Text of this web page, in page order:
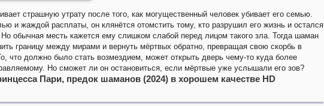
страшную утрату после того, как могущественный человек убивает его семью.
и жаждой расплаты, он клянётся отомстить тому, кто разрушил его жизнь и остался
обычная месть кажется ему слишком слабой перед лицом такого зла. Тогда шаман
границу между мирами и вернуть мёртвых обратно, превращая свою скорбь в
что должно было стать возмездием, может открыть дверь чему-то куда более
Но сможет ли он остановиться, если мёртвые уже услышали его зов?
Пари, предок шаманов (2024) в хорошем качестве HD